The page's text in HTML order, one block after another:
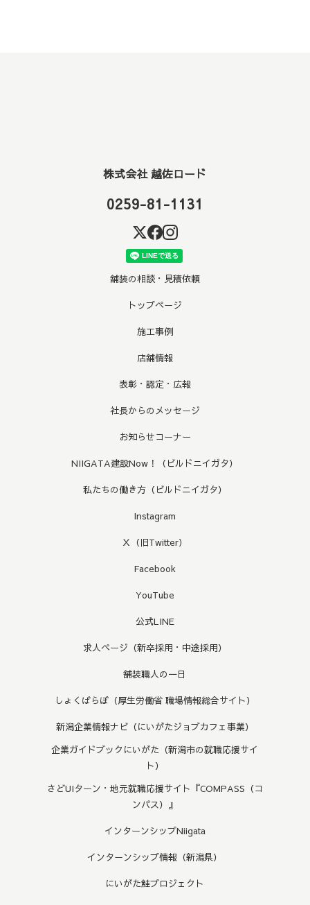
株式会社 越佐ロード
0259-81-1131
舗装の相談・見積依頼
トップページ
施工事例
店舗情報
表彰・認定・広報
社長からのメッセージ
お知らせコーナー
NIIGATA建設Now！（ビルドニイガタ）
私たちの働き方（ビルドニイガタ）
Instagram
Ｘ（旧Twitter）
Facebook
YouTube
公式LINE
求人ページ（新卒採用・中途採用）
舗装職人の一日
しょくばらぼ（厚生労働省 職場情報総合サイト）
新潟企業情報ナビ（にいがたジョブカフェ事業）
企業ガイドブックにいがた（新潟市の就職応援サイ
ト）
さどUIターン・地元就職応援サイト『COMPASS（コ
ンパス）』
インターンシップNiigata
インターンシップ情報（新潟県）
にいがた鮭プロジェクト